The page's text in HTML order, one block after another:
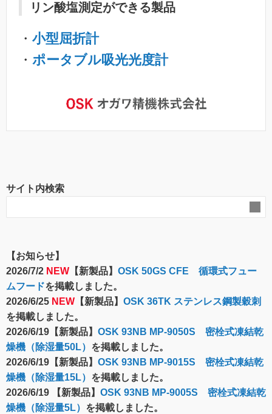
リン酸塩測定ができる製品
・ 小型屈折計
・ ポータブル吸光光度計
サイト内検索
【お知らせ】
2026/7/2 NEW 【新製品】 OSK 50GS CFE 循環式フュー
ムフードを掲載しました。
2026/6/25 NEW 【新製品】 OSK 36TK ステンレス鋼製穀刺
を掲載しました。
2026/6/19【新製品】 OSK 93NB MP-9050S 密栓式凍結乾
燥機（除湿量50L） を掲載しました。
2026/6/19【新製品】 OSK 93NB MP-9015S 密栓式凍結乾
燥機（除湿量15L） を掲載しました。
2026/6/19 【新製品】 OSK 93NB MP-9005S 密栓式凍結乾
燥機（除湿量5L） を掲載しました。